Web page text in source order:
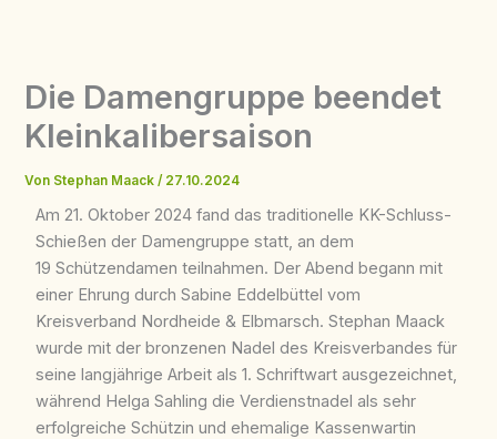
Die Damengruppe beendet
Kleinkalibersaison
Von Stephan Maack/ 27.10.2024
Am 21. Oktober 2024 fand das traditionelle KK-Schluss-
Schießen der Damengruppe statt, an dem
19 Schützendamen teilnahmen. Der Abend begann mit
einer Ehrung durch Sabine Eddelbüttel vom
Kreisverband Nordheide & Elbmarsch. Stephan Maack
wurde mit der bronzenen Nadel des Kreisverbandes für
seine langjährige Arbeit als 1. Schriftwart ausgezeichnet,
während Helga Sahling die Verdienstnadel als sehr
erfolgreiche Schützin und ehemalige Kassenwartin